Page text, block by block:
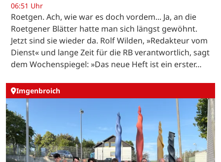
06:51 Uhr
Roetgen. Ach, wie war es doch vordem... Ja, an die
Roetgener Blätter hatte man sich längst gewöhnt.
Jetzt sind sie wieder da. Rolf Wilden, »Redakteur vom
Dienst« und lange Zeit für die RB verantwortlich, sagt
dem Wochenspiegel: »Das neue Heft ist ein erster…
Imgenbroich